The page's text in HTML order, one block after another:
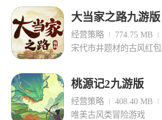
大当家之路九游版
经营策略 774.75 MB
宋代市井题材的古风红
桃源记2九游版
经营策略 408.40 MB
唯美古风类冒险游戏